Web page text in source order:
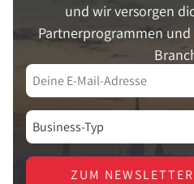
und wir versorgen
Partnerprogrammen
ZUM